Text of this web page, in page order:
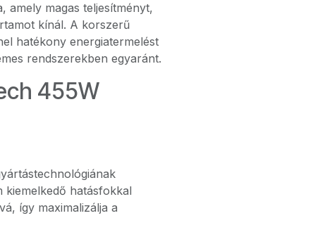
amely magas teljesítményt,
kínál. A korszerű
hatékony energiatermelést
rendszerekben egyaránt.
455W
hatásfokkal
így maximalizálja a